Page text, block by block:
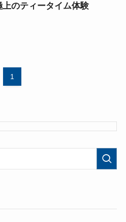
のティータイム体験
1